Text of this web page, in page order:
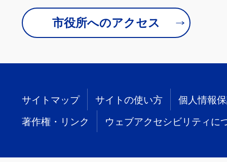
市役所へのアクセス
サイトマップ サイトの使い方 個人情報
著作権・リンク ウェブアクセシビリティに